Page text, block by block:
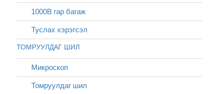
1000В гар багаж
Туслах хэрэгсэл
ТОМРУУЛДАГ ШИЛ
Микроскоп
Томруулдаг шил